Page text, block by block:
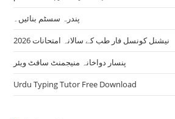
پندرہ سسٹم بنائیں۔
نیشنل کونسل فار طب کے سالانہ امتحانات 2026
پنسار دواخانہ منیجمنٹ سافٹ ویئر
Urdu Typing Tutor Free Download